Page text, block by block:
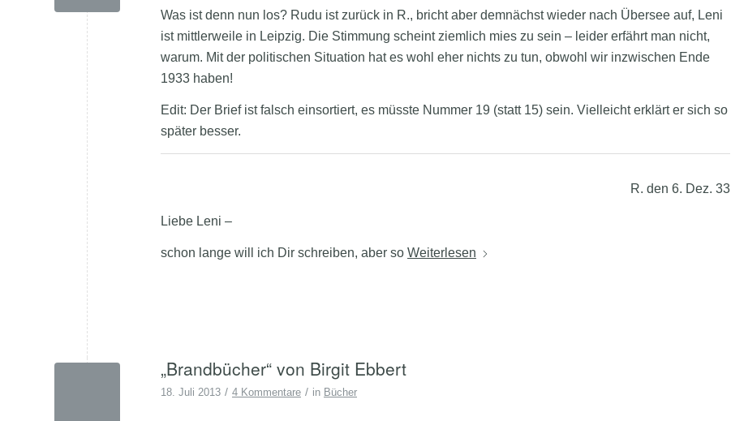
Was ist denn nun los? Rudu ist zurück in R., bricht aber demnächst wieder nach Übersee auf, Leni
ist mittlerweile in Leipzig. Die Stimmung scheint ziemlich mies zu sein – leider erfährt man nicht,
warum. Mit der politischen Situation hat es wohl eher nichts zu tun, obwohl wir inzwischen Ende
1933 haben!
Edit: Der Brief ist falsch einsortiert, es müsste Nummer 19 (statt 15) sein. Vielleicht erklärt er sich so
später besser.
R. den 6. Dez. 33
Liebe Leni –
schon lange will ich Dir schreiben, aber so Weiterlesen
„Brandbücher“ von Birgit Ebbert
18. Juli 2013 / 4 Kommentare / in Bücher